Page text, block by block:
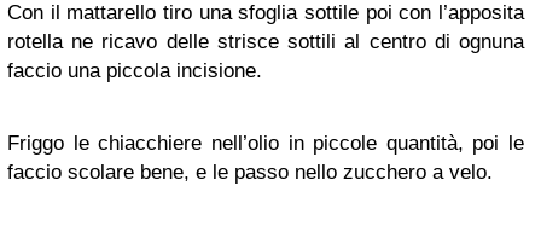
Con il mattarello tiro una sfoglia sottile poi con l’apposita
rotella ne ricavo delle strisce sottili al centro di ognuna
faccio una piccola incisione.
Friggo le chiacchiere nell’olio in piccole quantità, poi le
faccio scolare bene, e le passo nello zucchero a velo.